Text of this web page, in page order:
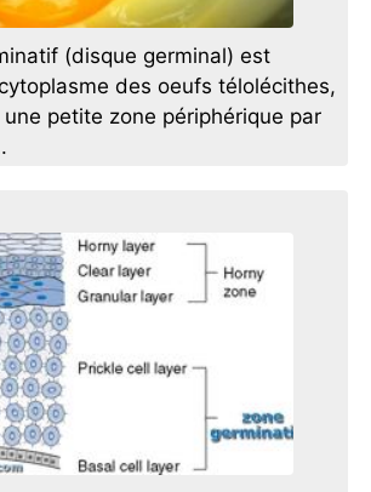
(disque germinal) est
des oeufs télolécithes,
petite zone périphérique par